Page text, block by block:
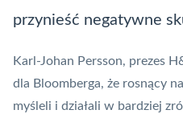
przynieść negatywne
Karl-Johan Persson, prezes
dla Bloomberga, że rosnący
myśleli i działali w bardziej